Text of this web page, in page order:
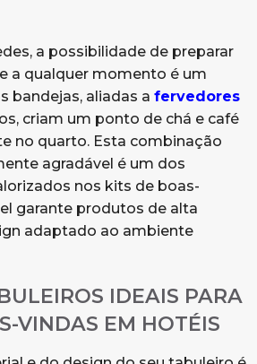
a possibilidade de preparar
a qualquer momento é um
bandejas, aliadas a fervedores
criam um ponto de chá e café
no quarto. Esta combinação
agradável é um dos
nos kits de boas-
garante produtos de alta
adaptado ao ambiente
IDEAIS PARA
VINDAS EM HOTÉIS